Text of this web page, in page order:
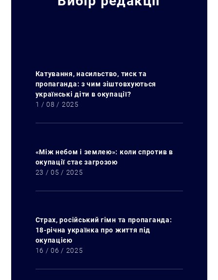
Катування, насильство, тиск та
пропаганда: з чим зіштовхуються
українські діти в окупації?
1 / 08 / 2025
«Між небом і землею»: коли спротив в
окупації стає загрозою
23 / 05 / 2025
Страх, російський гімн та пропаганда:
18-річна українка про життя під
окупацією
16 / 06 / 2025